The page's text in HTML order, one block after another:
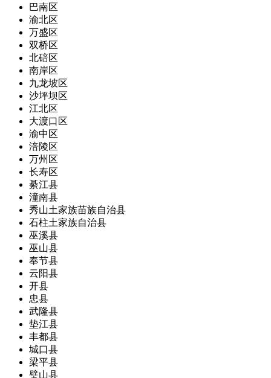
巴南区
渝北区
万盛区
双桥区
北碚区
南岸区
九龙坡区
沙坪坝区
江北区
大渡口区
渝中区
涪陵区
万州区
长寿区
綦江县
潼南县
秀山土家族苗族自治县
石柱土家族自治县
巫溪县
巫山县
奉节县
云阳县
开县
忠县
武隆县
垫江县
丰都县
城口县
梁平县
璧山县